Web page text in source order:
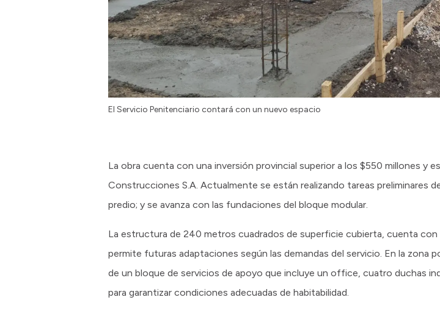
El Servicio Penitenciario contará con un nuevo espacio
La obra cuenta con una inversión provincial superior a los $550 millones y
Construcciones S.A. Actualmente se están realizando tareas preliminares
predio; y se avanza con las fundaciones del bloque modular.
La estructura de 240 metros cuadrados de superficie cubierta, cuenta
permite futuras adaptaciones según las demandas del servicio. En la zona
de un bloque de servicios de apoyo que incluye un office, cuatro duchas
para garantizar condiciones adecuadas de habitabilidad.